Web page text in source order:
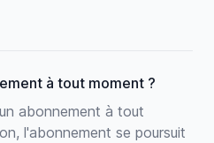
à tout moment ?
abonnement à tout
l'abonnement se poursuit